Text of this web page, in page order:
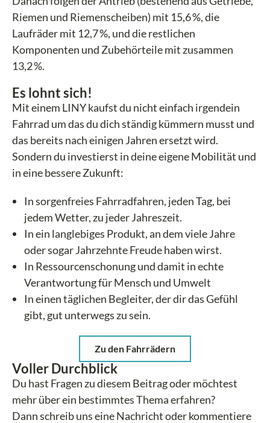
Riemen und Riemenscheiben) mit 15,6 %, die
Laufräder mit 12,7 %, und die restlichen
Komponenten und Zubehörteile mit zusammen
13,2 %.
Es lohnt sich!
Mit einem LINY kaufst du nicht einfach irgendein
Fahrrad um das du dich ständig kümmern musst und
das bereits nach einigen Jahren ersetzt wird.
Sondern du investierst in deine eigene Mobilität und
in eine bessere Zukunft:
In sorgenfreies Fahrradfahren, jeden Tag, bei
jedem Wetter, zu jeder Jahreszeit.
In ein langlebiges Produkt, an dem viele Jahre
oder sogar Jahrzehnte Freude haben wirst.
In Ressourcenschonung und damit in echte
Verantwortung für Mensch und Umwelt
In einen täglichen Begleiter, der dir das Gefühl
gibt, gut unterwegs zu sein.
Zu den Fahrrädern
Voller Durchblick
Du hast Fragen zu diesem Beitrag oder möchtest
mehr über ein bestimmtes Thema erfahren?
Dann schreib uns eine Nachricht oder kommentiere